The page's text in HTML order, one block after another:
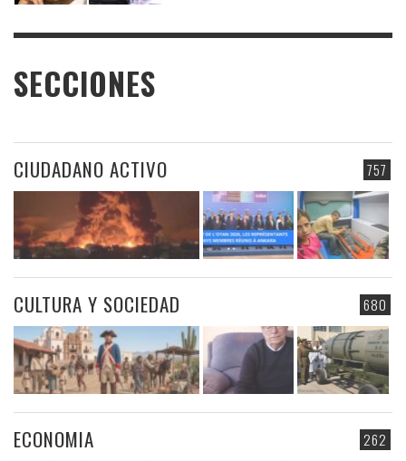
SECCIONES
757
CIUDADANO ACTIVO
680
CULTURA Y SOCIEDAD
262
ECONOMIA